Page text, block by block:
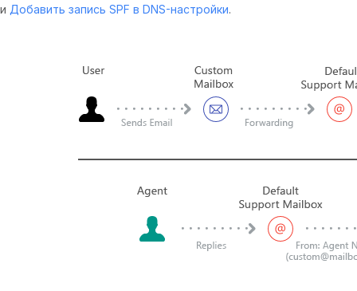
и Добавить запись SPF в DNS-настройки.